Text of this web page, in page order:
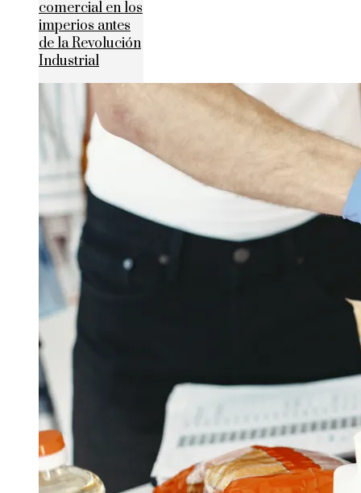
comercial en los
imperios antes
de la Revolución
Industrial